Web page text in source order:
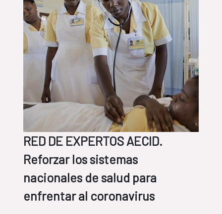
RED DE EXPERTOS AECID.
Reforzar los sistemas
nacionales de salud para
enfrentar al coronavirus